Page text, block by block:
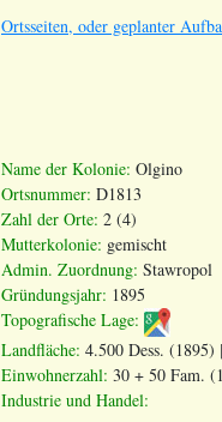
Ortsseiten, oder geplanter
Name der Kolonie: Olgino
Ortsnummer: D1813
Zahl der Orte: 2 (4)
Mutterkolonie: gemischt
Admin. Zuordnung: Stawropol
Gründungsjahr: 1895
Topografische Lage:
Landfläche: 4.500 Dess.
Einwohnerzahl: 30 + 50 Fam.
Industrie und Handel: